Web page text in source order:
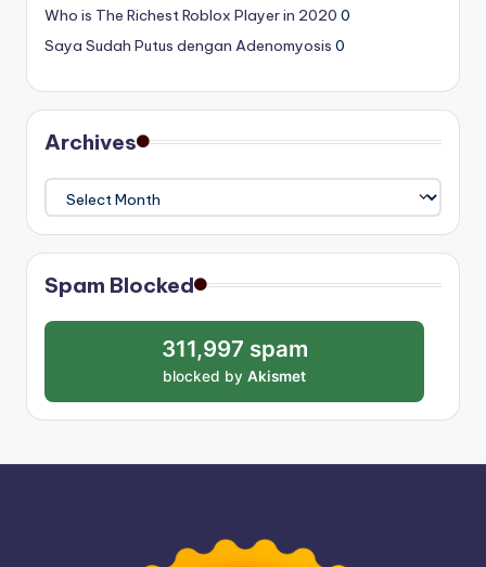
Who is The Richest Roblox Player in 2020 0
Saya Sudah Putus dengan Adenomyosis 0
Archives
Spam Blocked
311,997 spam
blocked by Akismet